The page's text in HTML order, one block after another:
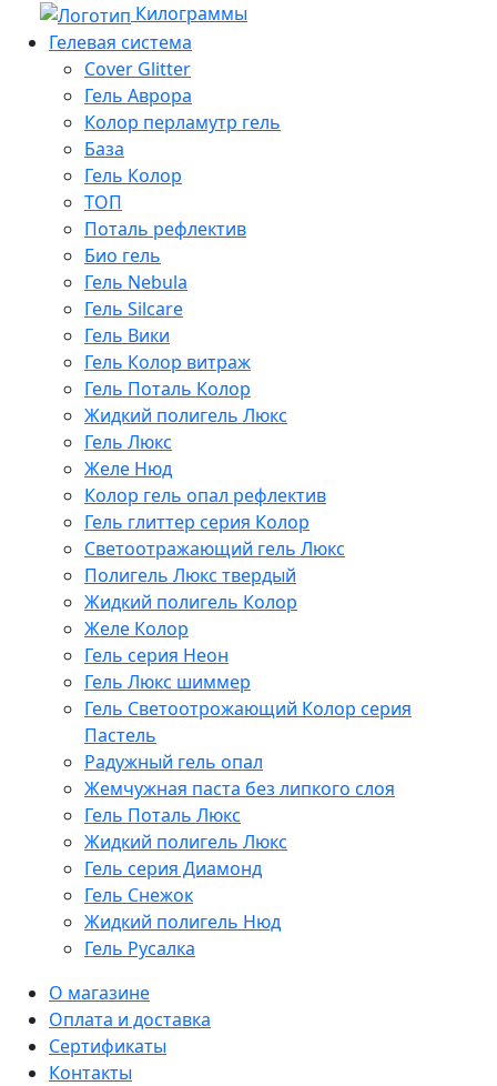
Килограммы
Гелевая система
Cover Glitter
Гель Аврора
Колор перламутр гель
База
Гель Колор
ТОП
Поталь рефлектив
Био гель
Гель Nebula
Гель Silcare
Гель Вики
Гель Колор витраж
Гель Поталь Колор
Жидкий полигель Люкс
Гель Люкс
Желе Нюд
Колор гель опал рефлектив
Гель глиттер серия Колор
Светоотражающий гель Люкс
Полигель Люкс твердый
Жидкий полигель Колор
Желе Колор
Гель серия Неон
Гель Люкс шиммер
Гель Светоотрожающий Колор серия
Пастель
Радужный гель опал
Жемчужная паста без липкого слоя
Гель Поталь Люкс
Жидкий полигель Люкс
Гель серия Диамонд
Гель Снежок
Жидкий полигель Нюд
Гель Русалка
О магазине
Оплата и доставка
Cертификаты
Контакты